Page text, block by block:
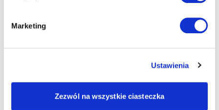
Marketing
Ustawienia
Zezwól na wszystkie ciasteczka